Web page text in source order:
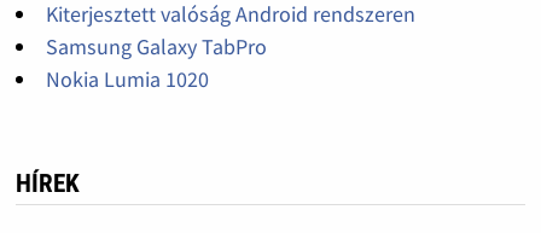
Kiterjesztett valóság Android rendszeren
Samsung Galaxy TabPro
Nokia Lumia 1020
HÍREK